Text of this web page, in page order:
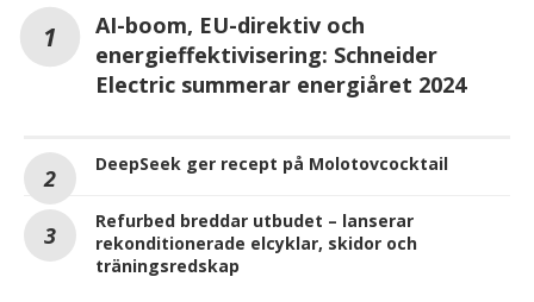
AI-boom, EU-direktiv och
energieffektivisering: Schneider
Electric summerar energiåret 2024
DeepSeek ger recept på Molotovcocktail
Refurbed breddar utbudet – lanserar
rekonditionerade elcyklar, skidor och
träningsredskap